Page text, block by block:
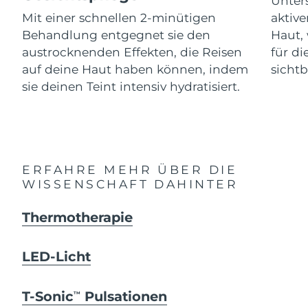
Mit einer schnellen 2-minütigen
Behandlung entgegnet sie den
austrocknenden Effekten, die Reisen
auf deine Haut haben können, indem
sie deinen Teint intensiv hydratisiert.
Haut,
für
ERFAHRE MEHR ÜBER DIE
WISSENSCHAFT DAHINTER
Thermotherapie
LED-Licht
T-SonicTM Pulsationen
For healthy hair
18% PAP
Kosmetik Männer
FOREO APP
ÜBER
Isle of Man Erwartete Lieferung
Israel Erwartete Lieferung 8/14/26
Italien Erwartete Lieferung
Kasachstan Erwartete Lieferung
Kuwait
Lettland